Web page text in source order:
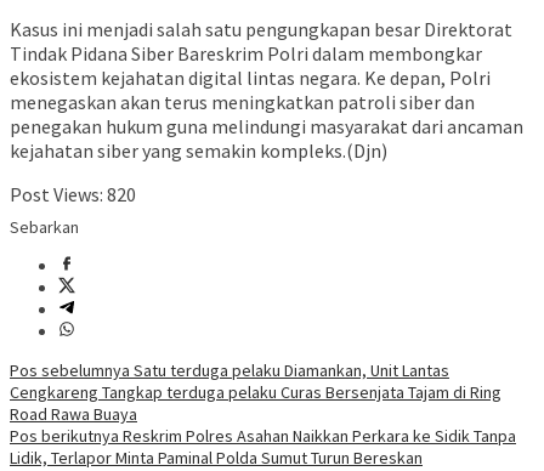
Kasus ini menjadi salah satu pengungkapan besar Direktorat
Tindak Pidana Siber Bareskrim Polri dalam membongkar
ekosistem kejahatan digital lintas negara. Ke depan, Polri
menegaskan akan terus meningkatkan patroli siber dan
penegakan hukum guna melindungi masyarakat dari ancaman
kejahatan siber yang semakin kompleks.(Djn)
Post Views: 820
Sebarkan
Navigasi
pos
Pos sebelumnya Satu terduga pelaku Diamankan, Unit Lantas
Cengkareng Tangkap terduga pelaku Curas Bersenjata Tajam di Ring
Road Rawa Buaya
Pos berikutnya Reskrim Polres Asahan Naikkan Perkara ke Sidik Tanpa
Lidik, Terlapor Minta Paminal Polda Sumut Turun Bereskan